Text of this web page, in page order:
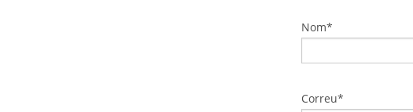
Nom*
Correu*